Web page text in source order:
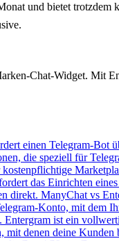
und bietet
Chat-Widget. Mit
einen Telegram-Bot
die speziell für
das Einrichten
direkt. ManyChat vs
Konto, mit dem
Entergram ist ein
denen deine Kunden